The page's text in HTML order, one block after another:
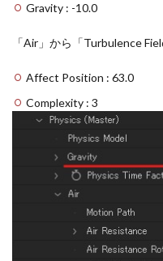
Gravity : -10.0
「Air」から「Turbulence
Affect Position : 63.0
Complexity : 3